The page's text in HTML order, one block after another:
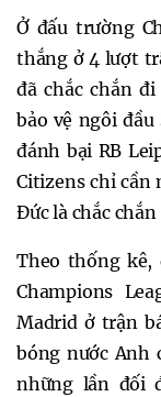
Ở đấu trường
thắng ở 4 lượt
đã chắc chắn
bảo vệ ngôi
đánh bại RB
Citizens chỉ cần
Đức là chắc
Theo thống kê,
Champions
Madrid ở trận
bóng nước Anh
những lần đối